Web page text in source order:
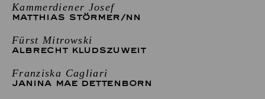
Kammerdiener Josef
MATTHIAS STÖRMER/NN
Fürst Mitrowski
ALBRECHT KLUDSZUWEIT
Franziska Cagliari
JANINA MAE DETTENBORN